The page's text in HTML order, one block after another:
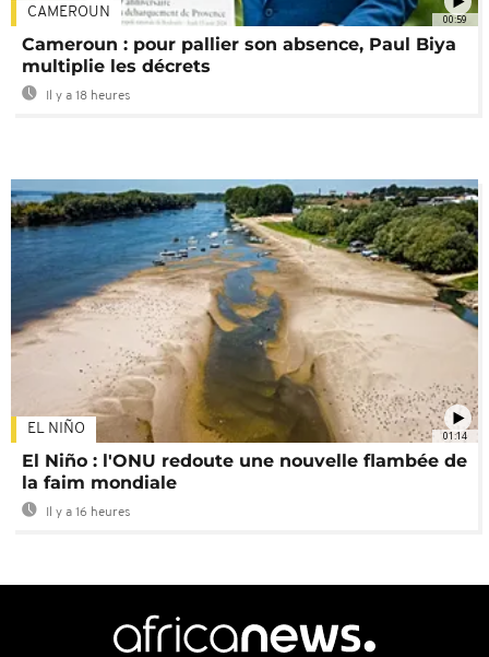
00:59
CAMEROUN
Cameroun : pour pallier son absence, Paul Biya
multiplie les décrets
Il y a 18 heures
01:14
EL NIÑO
El Niño : l'ONU redoute une nouvelle flambée de
la faim mondiale
Il y a 16 heures